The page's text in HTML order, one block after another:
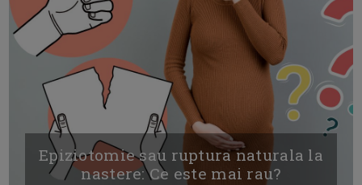
Epiziotomie sau ruptura naturala la
nastere: Ce este mai rau?